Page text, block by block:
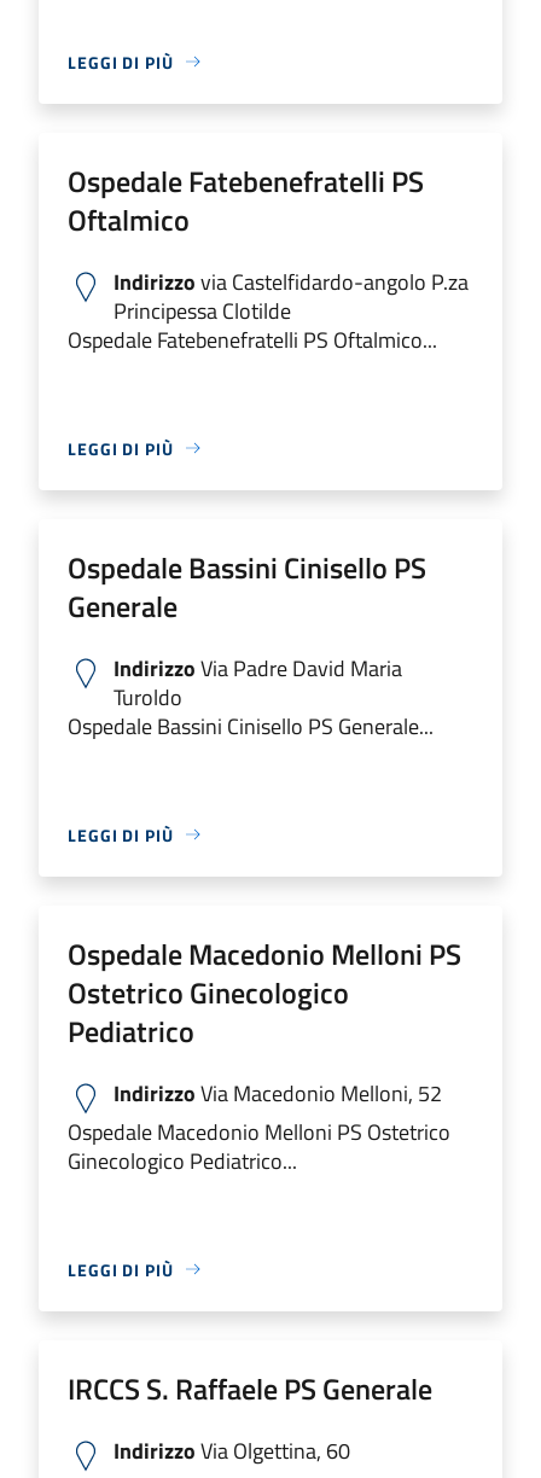
LEGGI DI PIÙ
Ospedale Fatebenefratelli PS
Oftalmico
Indirizzovia Castelfidardo-angolo P.za
Principessa Clotilde
Ospedale Fatebenefratelli PS Oftalmico...
LEGGI DI PIÙ
Ospedale Bassini Cinisello PS
Generale
IndirizzoVia Padre David Maria
Turoldo
Ospedale Bassini Cinisello PS Generale...
LEGGI DI PIÙ
Ospedale Macedonio Melloni PS
Ostetrico Ginecologico
Pediatrico
IndirizzoVia Macedonio Melloni, 52
Ospedale Macedonio Melloni PS Ostetrico
Ginecologico Pediatrico...
LEGGI DI PIÙ
IRCCS S. Raffaele PS Generale
IndirizzoVia Olgettina, 60